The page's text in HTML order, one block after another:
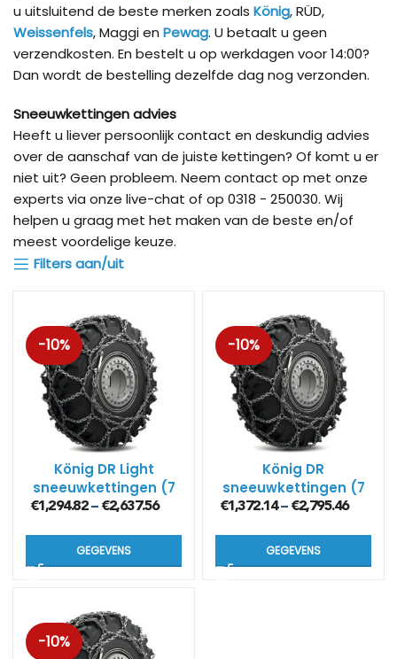
u uitsluitend de beste merken zoals König, RÜD,
Weissenfels, Maggi en Pewag. U betaalt u geen
verzendkosten. En bestelt u op werkdagen voor 14:00?
Dan wordt de bestelling dezelfde dag nog verzonden.
Sneeuwkettingen advies
Heeft u liever persoonlijk contact en deskundig advies
over de aanschaf van de juiste kettingen? Of komt u er
niet uit? Geen probleem. Neem contact op met onze
experts via onze live-chat of op 0318 - 250030. Wij
helpen u graag met het maken van de beste en/of
meest voordelige keuze.
Filters aan/uit
-10%
König DR Light
sneeuwkettingen (7
mm)
€1,294.82– €2,637.56
GEGEVENS
-10%
König DR
sneeuwkettingen (7
mm)
€1,372.14– €2,795.46
GEGEVENS
-10%